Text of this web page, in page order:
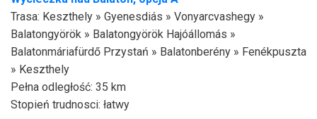
Trasa: Keszthely » Gyenesdiás » Vonyarcvashegy »
Balatongyörök » Balatongyörök Hajóállomás »
Balatonmáriafürdő Przystań » Balatonberény » Fenékpuszta
» Keszthely
Pełna odległość: 35 km
Stopień trudnosci: łatwy